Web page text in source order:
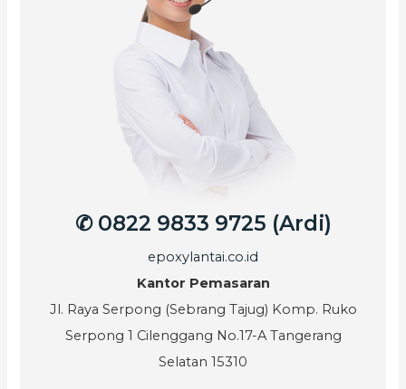
✆ 0822 9833 9725 (Ardi)
epoxylantai.co.id
Kantor Pemasaran
Jl. Raya Serpong (Sebrang Tajug) Komp. Ruko
Serpong 1 Cilenggang No.17-A Tangerang
Selatan 15310